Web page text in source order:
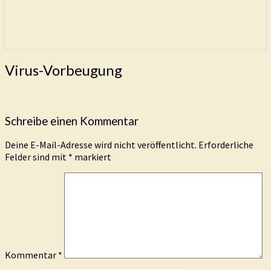
Virus-
Vorbeugung
Virus-Vorbeugung
Schreibe einen Kommentar
Deine E-Mail-Adresse wird nicht veröffentlicht. Erforderliche
Felder sind mit * markiert
Kommentar *